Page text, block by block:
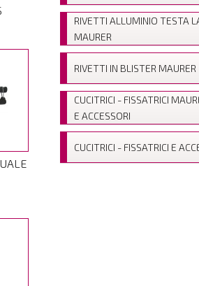
RIVETTI ALLUMINIO TESTA
MAURER
RIVETTI IN BLISTER MAURER
CUCITRICI - FISSATRICI
E ACCESSORI
CUCITRICI - FISSATRICI E